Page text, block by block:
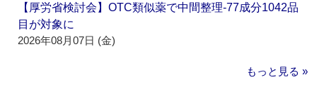
【厚労省検討会】OTC類似薬で中間整理‐77成分1042品
目が対象に
2026年08月07日 (金)
もっと見る »